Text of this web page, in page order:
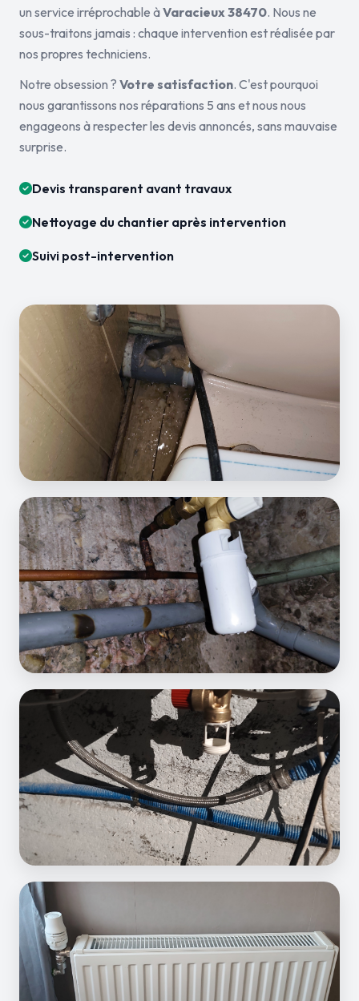
un service irréprochable àVaracieux 38470. Nous ne
sous-traitons jamais : chaque intervention est réalisée par
nos propres techniciens.
Notre obsession ? Votre satisfaction. C'est pourquoi
nous garantissons nos réparations 5 ans et nous nous
engageons à respecter les devis annoncés, sans mauvaise
surprise.
Devis transparent avant travaux
Nettoyage du chantier après intervention
Suivi post-intervention